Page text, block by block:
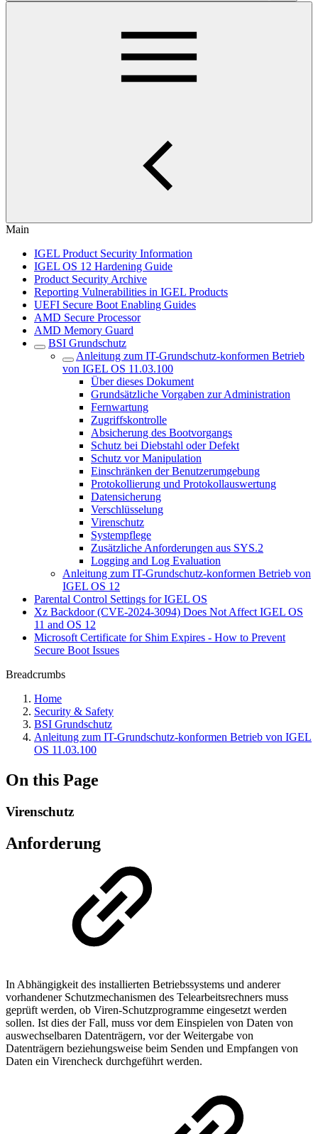
Main
IGEL Product Security Information
IGEL OS 12 Hardening Guide
Product Security Archive
Reporting Vulnerabilities in IGEL Products
UEFI Secure Boot Enabling Guides
AMD Secure Processor
AMD Memory Guard
BSI Grundschutz
Anleitung zum IT-Grundschutz-konformen Betrieb
von IGEL OS 11.03.100
Über dieses Dokument
Grundsätzliche Vorgaben zur Administration
Fernwartung
Zugriffskontrolle
Absicherung des Bootvorgangs
Schutz bei Diebstahl oder Defekt
Schutz vor Manipulation
Einschränken der Benutzerumgebung
Protokollierung und Protokollauswertung
Datensicherung
Verschlüsselung
Virenschutz
Systempflege
Zusätzliche Anforderungen aus SYS.2
Logging and Log Evaluation
Anleitung zum IT-Grundschutz-konformen Betrieb von
IGEL OS 12
Parental Control Settings for IGEL OS
Xz Backdoor (CVE-2024-3094) Does Not Affect IGEL OS
11 and OS 12
Microsoft Certificate for Shim Expires - How to Prevent
Secure Boot Issues
Breadcrumbs
Home
Security & Safety
BSI Grundschutz
Anleitung zum IT-Grundschutz-konformen Betrieb von IGEL
OS 11.03.100
On this Page
Virenschutz
Anforderung
In Abhängigkeit des installierten Betriebssystems und anderer
vorhandener Schutzmechanismen des Telearbeitsrechners muss
geprüft werden, ob Viren-Schutzprogramme eingesetzt werden
sollen. Ist dies der Fall, muss vor dem Einspielen von Daten von
auswechselbaren Datenträgern, vor der Weitergabe von
Datenträgern beziehungsweise beim Senden und Empfangen von
Daten ein Virencheck durchgeführt werden.